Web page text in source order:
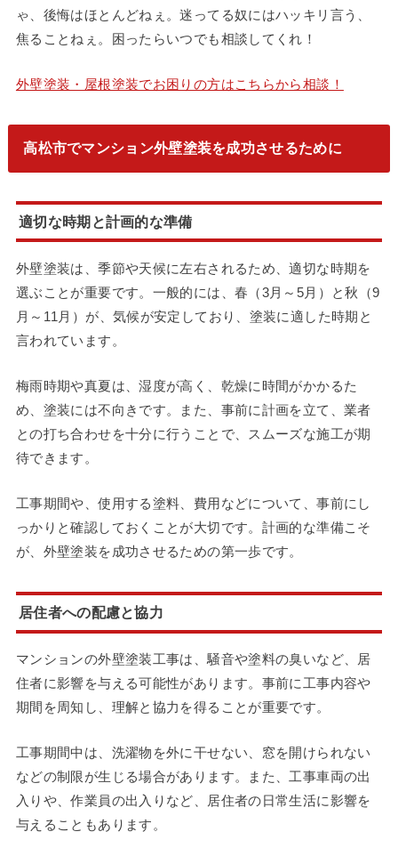
ゃ、後悔はほとんどねぇ。迷ってる奴にはハッキリ言う、
焦ることねぇ。困ったらいつでも相談してくれ！
外壁塗装・屋根塗装でお困りの方はこちらから相談！
高松市でマンション外壁塗装を成功させるために
適切な時期と計画的な準備
外壁塗装は、季節や天候に左右されるため、適切な時期を
選ぶことが重要です。一般的には、春（3月～5月）と秋（9
月～11月）が、気候が安定しており、塗装に適した時期と
言われています。
梅雨時期や真夏は、湿度が高く、乾燥に時間がかかるた
め、塗装には不向きです。また、事前に計画を立て、業者
との打ち合わせを十分に行うことで、スムーズな施工が期
待できます。
工事期間や、使用する塗料、費用などについて、事前にし
っかりと確認しておくことが大切です。計画的な準備こそ
が、外壁塗装を成功させるための第一歩です。
居住者への配慮と協力
マンションの外壁塗装工事は、騒音や塗料の臭いなど、居
住者に影響を与える可能性があります。事前に工事内容や
期間を周知し、理解と協力を得ることが重要です。
工事期間中は、洗濯物を外に干せない、窓を開けられない
などの制限が生じる場合があります。また、工事車両の出
入りや、作業員の出入りなど、居住者の日常生活に影響を
与えることもあります。